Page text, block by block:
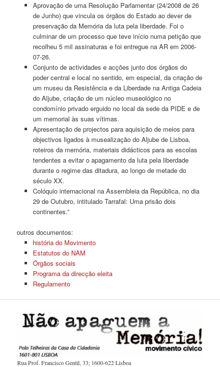
Aprovação de uma Resolução Parlamentar (24/2008 de 26
de Junho) que vincula os órgãos do Estado ao dever de
preservação da Memória da luta pela liberdade. Foi o
culminar de um processo que teve início numa petição que
recolheu 5 mil assinaturas e foi entregue na AR em 2006-
07-26.
Conjunto de actividades e acções junto dos órgãos do
poder central e local no sentido, em especial, da criação de
um museu da Resistência e da Liberdade na Antiga Cadeia
do Aljube, criação de um núcleo museológico no
condomínio privado erguido no local da sede da PIDE e de
um memorial às suas vítimas.
Apresentação de projectos para aquisição de meios para
objectivos ligados à musealização do Aljube de Lisboa,
roteiros da memória, materiais didácticos para as escolas
tendentes a evitar o apagamento da luta pela liberdade
durante o regime das ditadura, ao longo de metade do
século XX.
Colóquio internacional na Assembleia da República, no dia
29 de Outubro, intitulado Tarrafal: Uma prisão dois
continentes.”
outros documentos:
história do Movimento
Estatutos do NAM
Órgãos sociais
Programa da direcção eleita
Regulamento
Rua Prof. Francisco Gentil, 33; 1600-622 Lisboa